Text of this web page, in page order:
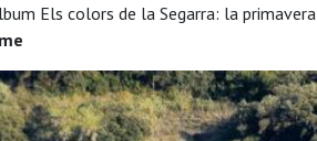
Els colors de la Segarra: la primavera